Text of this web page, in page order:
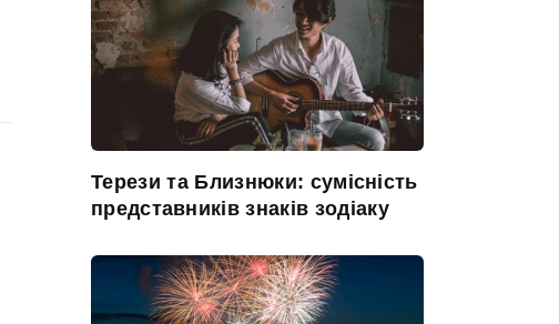
Терези та Близнюки: сумісність
представників знаків зодіаку